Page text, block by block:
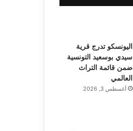
اليونسكو تدرج قرية
سيدي بوسعيد التونسية
ضمن قائمة التراث
العالمي
أغسطس 3, 2026